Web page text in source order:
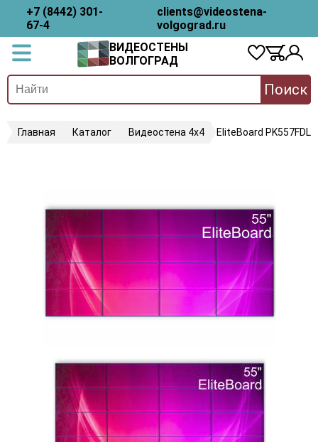
+7 (8442) 301-
67-4
clients@videostena-
volgograd.ru
ВИДЕОСТЕНЫ
ВОЛГОГРАД
Поиск
Главная Каталог Видеостена 4х4 EliteBoard PK557FDLN